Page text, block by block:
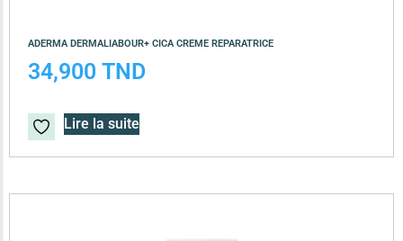
ADERMA DERMALIABOUR+ CICA CREME REPARATRICE
34,900 TND
Lire la suite